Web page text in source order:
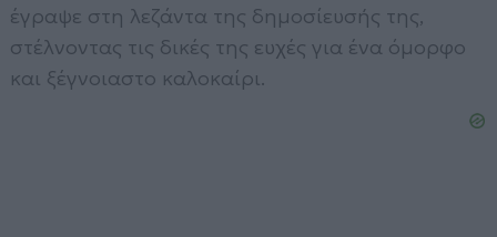
έγραψε στη λεζάντα της δημοσίευσής της,
στέλνοντας τις δικές της ευχές για ένα όμορφο
και ξέγνοιαστο καλοκαίρι.